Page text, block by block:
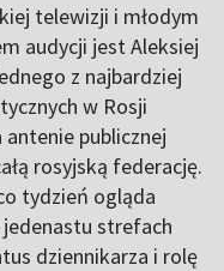
telewizji i młodym
audycji jest Aleksiej
z najbardziej
w Rosji
antenie publicznej
rosyjską federację.
tydzień ogląda
strefach
dziennikarza i rolę